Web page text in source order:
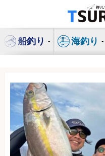
ン
船釣り 海釣り